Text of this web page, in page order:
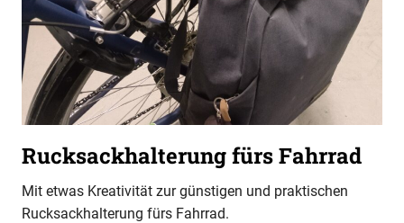
Rucksackhalterung fürs Fahrrad
Mit etwas Kreativität zur günstigen und praktischen
Rucksackhalterung fürs Fahrrad.